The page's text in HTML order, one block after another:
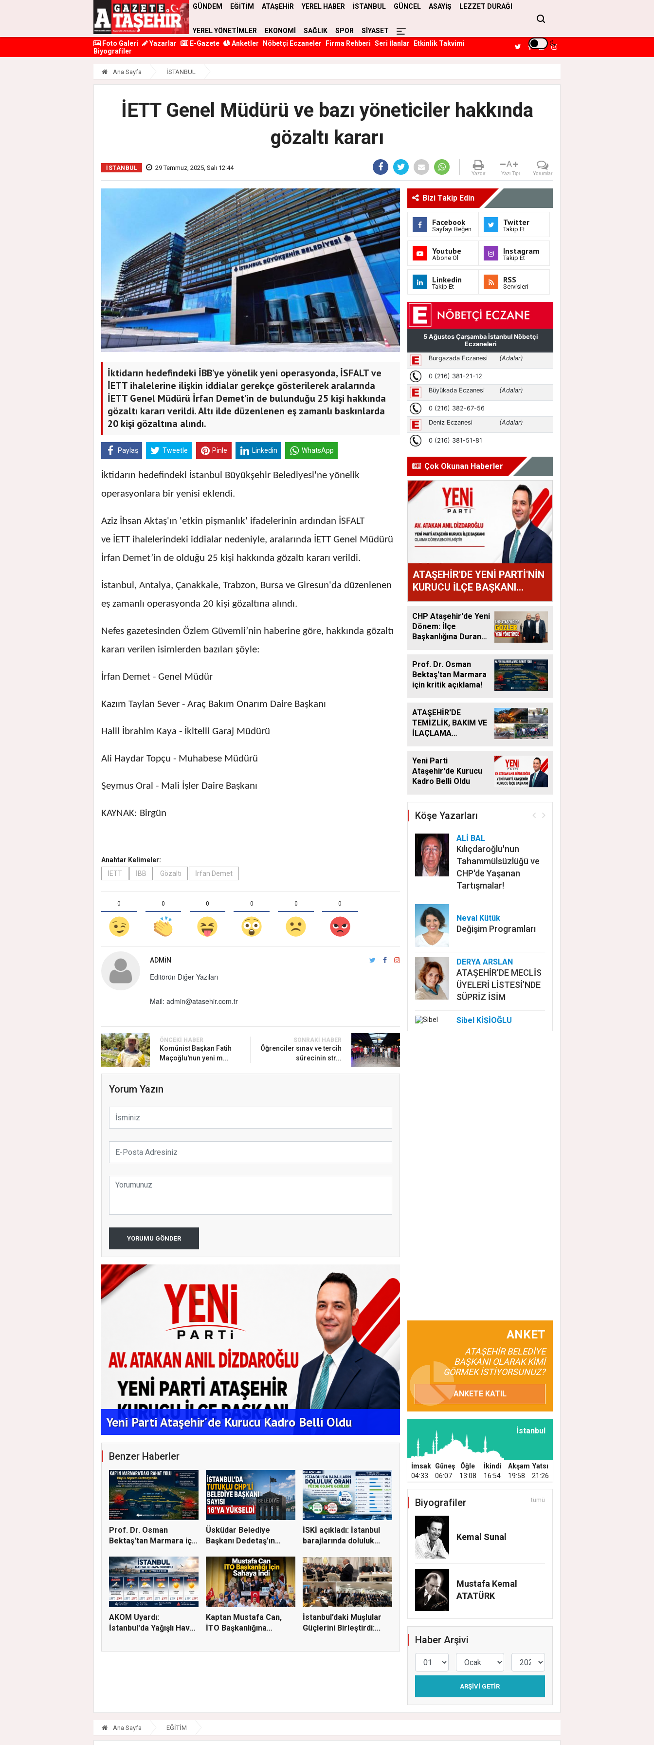
GÜNDEM EĞİTİM ATAŞEHİR YEREL HABER İSTANBUL GÜNCEL ASAYİŞ LEZZET DURAĞI
YEREL YÖNETİMLER EKONOMİ SAĞLIK SPOR
SİYASET
Foto Galeri
Yazarlar E-Gazete Anketler Nöbetçi Eczaneler Firma Rehberi Seri İlanlar
Etkinlik Takvimi
Biyografiler
Ana Sayfa İSTANBUL
İETT Genel Müdürü ve bazı yöneticiler hakkında
gözaltı kararı
İSTANBUL 29 Temmuz, 2025, Salı 12:44
Yazdır
A
Yazı Tipi Yorumlar
İktidarın hedefindeki İBB’ye yönelik yeni operasyonda, İSFALT ve
İETT ihalelerine ilişkin iddialar gerekçe gösterilerek aralarında
İETT Genel Müdürü İrfan Demet’in de bulunduğu 25 kişi hakkında
gözaltı kararı verildi. Altı ilde düzenlenen eş zamanlı baskınlarda
20 kişi gözaltına alındı.
Paylaş Tweetle Pinle Linkedin WhatsApp
İktidarın hedefindeki İstanbul Büyükşehir Belediyesi'ne yönelik
operasyonlara bir yenisi eklendi.
Aziz İhsan Aktaş'ın 'etkin pişmanlık' ifadelerinin ardından İSFALT
ve İETT ihalelerindeki iddialar nedeniyle, aralarında İETT Genel Müdürü
İrfan Demet’in de olduğu 25 kişi hakkında gözaltı kararı verildi.
İstanbul, Antalya, Çanakkale, Trabzon, Bursa ve Giresun'da düzenlenen
eş zamanlı operasyonda 20 kişi gözaltına alındı.
Nefes gazetesinden Özlem Güvemli’nin haberine göre, hakkında gözaltı
kararı verilen isimlerden bazıları şöyle:
İrfan Demet - Genel Müdür
Kazım Taylan Sever - Araç Bakım Onarım Daire Başkanı
Halil İbrahim Kaya - İkitelli Garaj Müdürü
Ali Haydar Topçu - Muhabese Müdürü
Şeymus Oral - Mali İşler Daire Başkanı
KAYNAK: Birgün
Anahtar Kelimeler:
İETT
İBB Gözaltı İrfan Demet
0 0 0 0 0 0
ADMIN
Editörün Diğer Yazıları
Mail: admin@atasehir.com.tr
ÖNCEKI HABER
Komünist Başkan Fatih
Maçoğlu'nun yeni m...
SONRAKI HABER
Öğrenciler sınav ve tercih
sürecinin str...
Yorum Yazın
YORUMU GÖNDER
Yeni Parti Ataşehir'de Kurucu Kadro Belli Oldu
EKİPLER SAHADA ATAŞEHİR HERGÜN BAKIMDA
ATAŞEHİR'DE TEMİZLİK, BAKIM VE İLAÇLAMA
ÇALIŞMALARI ARALIKSIZ SÜRÜYOR
Benzer Haberler
Prof. Dr. Osman
Bektaş'tan Marmara için
Üsküdar Belediye
Başkanı Dedetaş’ın
İSKİ açıkladı: İstanbul
barajlarında doluluk...
AKOM Uyardı:
İstanbul'da Yağışlı Hava
Kaptan Mustafa Can,
İTO Başkanlığına
İstanbul’daki Muşlular
Güçlerini Birleştirdi:...
Bizi Takip Edin
Facebook
Sayfayı Beğen
Twitter
Takip Et
Youtube
Abone Ol
Instagram
Takip Et
Linkedin
Takip Et
RSS
Servisleri
Çok Okunan Haberler
ATAŞEHİR'DE YENİ PARTİ'NİN
KURUCU İLÇE BAŞKANI
ATAKAN ANIL DİZDAROĞLU
OLDU
CHP Ataşehir'de Yeni
Dönem: İlçe
Başkanlığına Duran
Prof. Dr. Osman
Bektaş'tan Marmara
için kritik açıklama!
ATAŞEHİR'DE
TEMİZLİK, BAKIM VE
İLAÇLAMA
Yeni Parti
Ataşehir'de Kurucu
Kadro Belli Oldu
Köşe Yazarları
ALİ BAL
Kılıçdaroğlu'nun
Tahammülsüzlüğü ve
CHP'de Yaşanan
Tartışmalar!
Neval Kütük
Değişim Programları
DERYA ARSLAN
ATAŞEHİR’DE MECLİS
ÜYELERİ LİSTESİ’NDE
SÜPRİZ İSİM
Sibel KİŞİOĞLU
EUROVISION'DA
ANKET
ATAŞEHİR BELEDİYE
BAŞKANI OLARAK KİMİ
GÖRMEK İSTİYORSUNUZ?
ANKETE KATIL
İstanbul
İmsak Güneş Öğle İkindi Akşam Yatsı
04:33
06:07 13:08 16:54 19:58 21:26
Biyografiler tümü
Kemal Sunal
Mustafa Kemal
ATATÜRK
Haber Arşivi
ARŞIVI GETIR
Ana Sayfa EĞİTİM